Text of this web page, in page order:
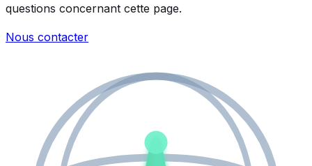
questions concernant cette page.
Nous contacter